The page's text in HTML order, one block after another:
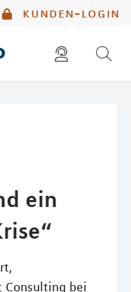
kunden-login
ein
Consulting bei